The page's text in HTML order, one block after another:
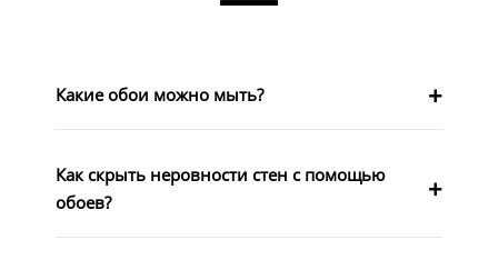
Какие обои можно мыть?
Как скрыть неровности стен с помощью
обоев?